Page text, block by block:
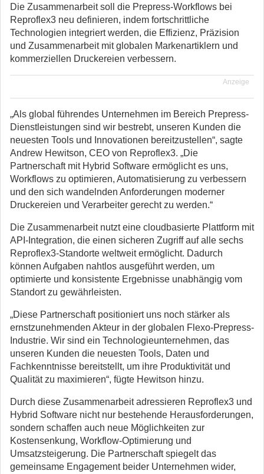
Die Zusammenarbeit soll die Prepress-Workflows bei
Reproflex3 neu definieren, indem fortschrittliche
Technologien integriert werden, die Effizienz, Präzision
und Zusammenarbeit mit globalen Markenartiklern und
kommerziellen Druckereien verbessern.
Anzeige
„Als global führendes Unternehmen im Bereich Prepress-
Dienstleistungen sind wir bestrebt, unseren Kunden die
neuesten Tools und Innovationen bereitzustellen“, sagte
Andrew Hewitson, CEO von Reproflex3. „Die
Partnerschaft mit Hybrid Software ermöglicht es uns,
Workflows zu optimieren, Automatisierung zu verbessern
und den sich wandelnden Anforderungen moderner
Druckereien und Verarbeiter gerecht zu werden.“
Die Zusammenarbeit nutzt eine cloudbasierte Plattform mit
API-Integration, die einen sicheren Zugriff auf alle sechs
Reproflex3-Standorte weltweit ermöglicht. Dadurch
können Aufgaben nahtlos ausgeführt werden, um
optimierte und konsistente Ergebnisse unabhängig vom
Standort zu gewährleisten.
„Diese Partnerschaft positioniert uns noch stärker als
ernstzunehmenden Akteur in der globalen Flexo-Prepress-
Industrie. Wir sind ein Technologieunternehmen, das
unseren Kunden die neuesten Tools, Daten und
Fachkenntnisse bereitstellt, um ihre Produktivität und
Qualität zu maximieren“, fügte Hewitson hinzu.
Durch diese Zusammenarbeit adressieren Reproflex3 und
Hybrid Software nicht nur bestehende Herausforderungen,
sondern schaffen auch neue Möglichkeiten zur
Kostensenkung, Workflow-Optimierung und
Umsatzsteigerung. Die Partnerschaft spiegelt das
gemeinsame Engagement beider Unternehmen wider,